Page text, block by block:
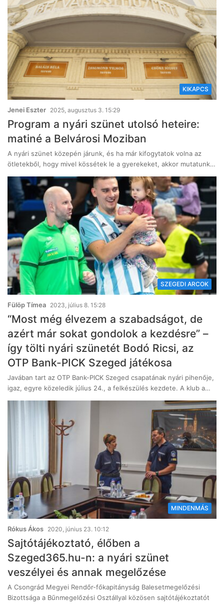
KIKAPCS
Jenei Eszter 2025, augusztus 3. 15:29
Program a nyári szünet utolsó heteire:
matiné a Belvárosi Moziban
A nyári szünet közepén járunk, és ha már kifogytatok volna az
ötletekből, hogy mivel kössétek le a gyerekeket, akkor mutatunk…
SZEGEDI ARCOK
Fülöp Tímea 2023, július 8. 15:28
“Most még élvezem a szabadságot, de
azért már sokat gondolok a kezdésre” –
így tölti nyári szünetét Bodó Ricsi, az
OTP Bank-PICK Szeged játékosa
Javában tart az OTP Bank-PICK Szeged csapatának nyári pihenője,
igaz, egyre közeledik július 24., a felkészülés kezdete. A klub a…
MINDENMÁS
Rókus Ákos 2020, június 23. 10:12
Sajtótájékoztató, élőben a
Szeged365.hu-n: a nyári szünet
veszélyei és annak megelőzése
A Csongrád Megyei Rendőr-főkapitányság Balesetmegelőzési
Bizottsága a Bűnmegelőzési Osztállyal közösen sajtótájékoztatót